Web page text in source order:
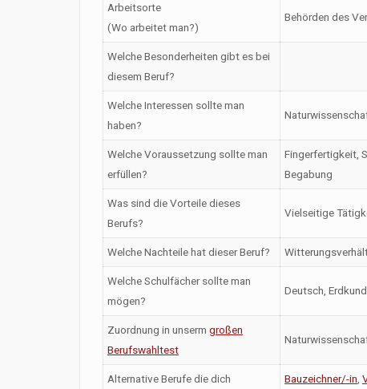
Arbeitsorte
(Wo arbeitet man?)
Behörden des
Welche Besonderheiten gibt es bei
diesem Beruf?
Welche Interessen sollte man
haben?
Welche Voraussetzung sollte man
erfüllen?
Fingerfertigkeit,
Begabung
Was sind die Vorteile dieses
Berufs?
Vielseitige
Welche Nachteile hat dieser Beruf?
Welche Schulfächer sollte man
mögen?
Deutsch,
Zuordnung in unserm großen
Berufswahltest
Alternative Berufe die dich
Bauzeichner/-in